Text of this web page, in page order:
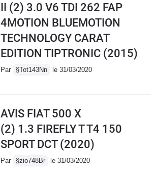
II (2) 3.0 V6 TDI 262 FAP
4MOTION BLUEMOTION
TECHNOLOGY CARAT
EDITION TIPTRONIC (2015)
Par §Tot143Nn le 31/03/2020
AVIS FIAT 500 X
(2) 1.3 FIREFLY T T4 150
SPORT DCT(2020)
Par §zio748Br le 31/03/2020